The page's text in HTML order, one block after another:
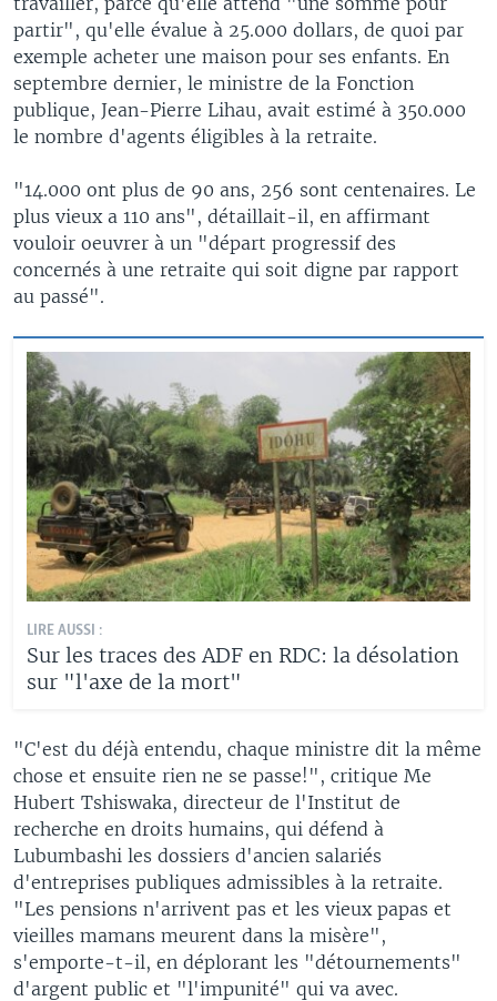
partir", qu'elle évalue à 25.000 dollars, de quoi par
exemple acheter une maison pour ses enfants. En
septembre dernier, le ministre de la Fonction
publique, Jean-Pierre Lihau, avait estimé à 350.000
le nombre d'agents éligibles à la retraite.
"14.000 ont plus de 90 ans, 256 sont centenaires. Le
plus vieux a 110 ans", détaillait-il, en affirmant
vouloir oeuvrer à un "départ progressif des
concernés à une retraite qui soit digne par rapport
au passé".
LIRE AUSSI :
Sur les traces des ADF en RDC: la désolation
sur "l'axe de la mort"
"C'est du déjà entendu, chaque ministre dit la même
chose et ensuite rien ne se passe!", critique Me
Hubert Tshiswaka, directeur de l'Institut de
recherche en droits humains, qui défend à
Lubumbashi les dossiers d'ancien salariés
d'entreprises publiques admissibles à la retraite.
"Les pensions n'arrivent pas et les vieux papas et
vieilles mamans meurent dans la misère",
s'emporte-t-il, en déplorant les "détournements"
d'argent public et "l'impunité" qui va avec.